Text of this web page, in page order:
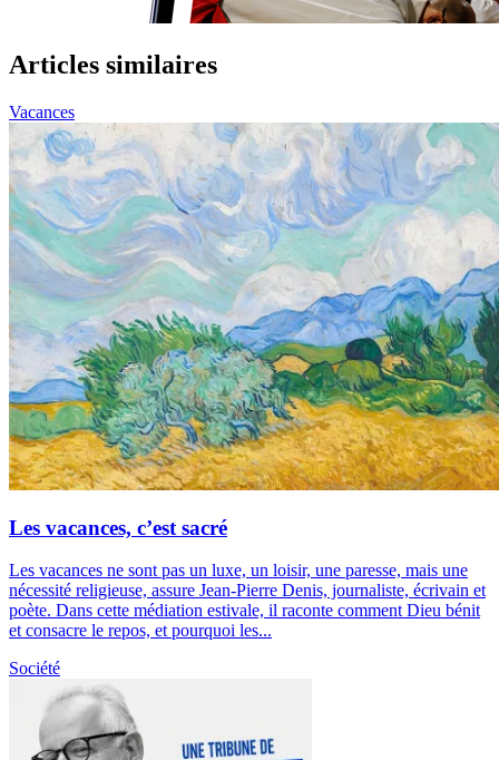
Articles similaires
Vacances
Les vacances, c’est sacré
Les vacances ne sont pas un luxe, un loisir, une paresse, mais une
nécessité religieuse, assure Jean-Pierre Denis, journaliste, écrivain et
poète. Dans cette médiation estivale, il raconte comment Dieu bénit
et consacre le repos, et pourquoi les...
Société